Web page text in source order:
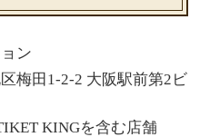
ン
梅田1-2-2 大阪駅前第2ビ
KINGを含む店舗